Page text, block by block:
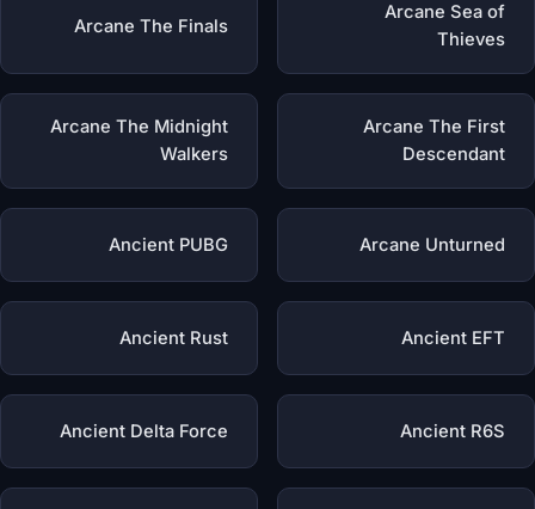
Arcane Sea of
Thieves
Arcane The Finals
Arcane The First
Descendant
Arcane The Midnight
Walkers
Arcane Unturned
Ancient PUBG
Ancient EFT
Ancient Rust
Ancient R6S
Ancient Delta Force